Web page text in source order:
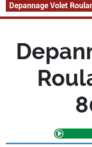
Depannage Volet